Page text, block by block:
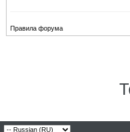
Правила форума